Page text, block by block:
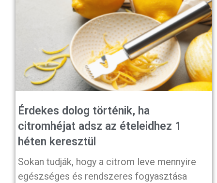
Érdekes dolog történik, ha
citromhéjat adsz az ételeidhez 1
héten keresztül
Sokan tudják, hogy a citrom leve mennyire
egészséges és rendszeres fogyasztása